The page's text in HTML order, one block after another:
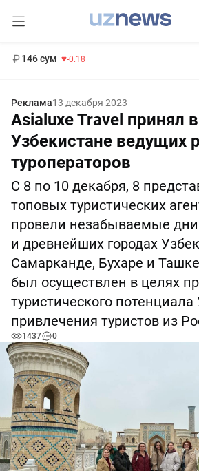
146 сум -0.18
Реклама13 декабря 2023
Asialuxe Travel принял в
Узбекистане ведущих
туроператоров
С 8 по 10 декабря, 8
топовых туристических
провели незабываемые
и древнейших городах
Самарканде, Бухаре и
был осуществлен в целях
туристического
привлечения туристов из
1437 0